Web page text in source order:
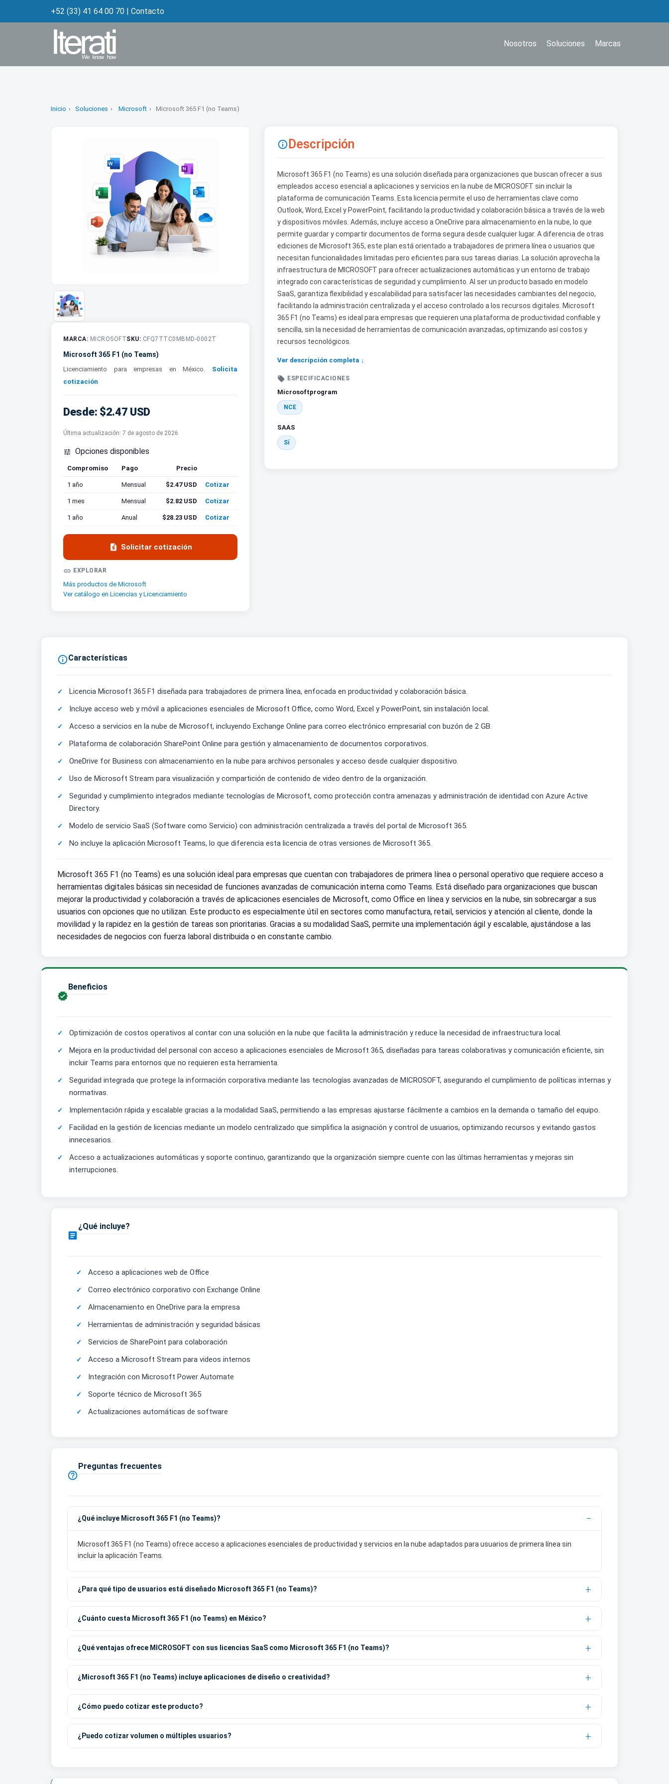
+52 (33) 41 64 00 70 | Contacto
Marcas
Soluciones
Nosotros
Inicio Soluciones Microsoft Microsoft 365 F1 (no Teams)
MARCA: MICROSOFTSKU: CFQ7TTC0MBMD-0002T
Microsoft 365 F1 (no Teams)
Licenciamiento para empresas en México. Solicita
cotización
Desde: $2.47 USD
Última actualización: 7 de agosto de 2026
 Opciones disponibles
Compromiso Pago Precio
1 año
Mensual $2.47 USD Cotizar
1 mes Mensual $2.82 USD Cotizar
1 año Anual $28.23 USD Cotizar
 Solicitar cotización
 EXPLORAR
Más productos de Microsoft
Ver catálogo en Licencias y Licenciamiento
 Descripción
Microsoft 365 F1 (no Teams) es una solución diseñada para organizaciones que buscan ofrecer a sus
empleados acceso esencial a aplicaciones y servicios en la nube de MICROSOFT sin incluir la
plataforma de comunicación Teams. Esta licencia permite el uso de herramientas clave como
Outlook, Word, Excel y PowerPoint, facilitando la productividad y colaboración básica a través de la web
y dispositivos móviles. Además, incluye acceso a OneDrive para almacenamiento en la nube, lo que
permite guardar y compartir documentos de forma segura desde cualquier lugar. A diferencia de otras
ediciones de Microsoft 365, este plan está orientado a trabajadores de primera línea o usuarios que
necesitan funcionalidades limitadas pero eficientes para sus tareas diarias. La solución aprovecha la
infraestructura de MICROSOFT para ofrecer actualizaciones automáticas y un entorno de trabajo
integrado con características de seguridad y cumplimiento. Al ser un producto basado en modelo
SaaS, garantiza flexibilidad y escalabilidad para satisfacer las necesidades cambiantes del negocio,
facilitando la administración centralizada y el acceso controlado a los recursos digitales. Microsoft
365 F1 (no Teams) es ideal para empresas que requieren una plataforma de productividad confiable y
sencilla, sin la necesidad de herramientas de comunicación avanzadas, optimizando así costos y
recursos tecnológicos.
Ver descripción completa ↓
 ESPECIFICACIONES
Microsoftprogram
NCE
SAAS
Sí
Características
Licencia Microsoft 365 F1 diseñada para trabajadores de primera línea, enfocada en productividad y colaboración básica.
Incluye acceso web y móvil a aplicaciones esenciales de Microsoft Office, como Word, Excel y PowerPoint, sin instalación local.
Acceso a servicios en la nube de Microsoft, incluyendo Exchange Online para correo electrónico empresarial con buzón de 2 GB.
Plataforma de colaboración SharePoint Online para gestión y almacenamiento de documentos corporativos.
OneDrive for Business con almacenamiento en la nube para archivos personales y acceso desde cualquier dispositivo.
Uso de Microsoft Stream para visualización y compartición de contenido de video dentro de la organización.
Seguridad y cumplimiento integrados mediante tecnologías de Microsoft, como protección contra amenazas y administración de identidad con Azure Active
Directory.
Modelo de servicio SaaS (Software como Servicio) con administración centralizada a través del portal de Microsoft 365.
No incluye la aplicación Microsoft Teams, lo que diferencia esta licencia de otras versiones de Microsoft 365.
Microsoft 365 F1 (no Teams) es una solución ideal para empresas que cuentan con trabajadores de primera línea o personal operativo que requiere acceso a
herramientas digitales básicas sin necesidad de funciones avanzadas de comunicación interna como Teams. Está diseñado para organizaciones que buscan
mejorar la productividad y colaboración a través de aplicaciones esenciales de Microsoft, como Office en línea y servicios en la nube, sin sobrecargar a sus
usuarios con opciones que no utilizan. Este producto es especialmente útil en sectores como manufactura, retail, servicios y atención al cliente, donde la
movilidad y la rapidez en la gestión de tareas son prioritarias. Gracias a su modalidad SaaS, permite una implementación ágil y escalable, ajustándose a las
necesidades de negocios con fuerza laboral distribuida o en constante cambio.

Beneficios
Optimización de costos operativos al contar con una solución en la nube que facilita la administración y reduce la necesidad de infraestructura local.
Mejora en la productividad del personal con acceso a aplicaciones esenciales de Microsoft 365, diseñadas para tareas colaborativas y comunicación eficiente, sin
incluir Teams para entornos que no requieren esta herramienta.
Seguridad integrada que protege la información corporativa mediante las tecnologías avanzadas de MICROSOFT, asegurando el cumplimiento de políticas internas y
normativas.
Implementación rápida y escalable gracias a la modalidad SaaS, permitiendo a las empresas ajustarse fácilmente a cambios en la demanda o tamaño del equipo.
Facilidad en la gestión de licencias mediante un modelo centralizado que simplifica la asignación y control de usuarios, optimizando recursos y evitando gastos
innecesarios.
Acceso a actualizaciones automáticas y soporte continuo, garantizando que la organización siempre cuente con las últimas herramientas y mejoras sin
interrupciones.

¿Qué incluye?
Acceso a aplicaciones web de Office
Correo electrónico corporativo con Exchange Online
Almacenamiento en OneDrive para la empresa
Herramientas de administración y seguridad básicas
Servicios de SharePoint para colaboración
Acceso a Microsoft Stream para videos internos
Integración con Microsoft Power Automate
Soporte técnico de Microsoft 365
Actualizaciones automáticas de software

Preguntas frecuentes
¿Qué incluye Microsoft 365 F1 (no Teams)?
Microsoft 365 F1 (no Teams) ofrece acceso a aplicaciones esenciales de productividad y servicios en la nube adaptados para usuarios de primera línea sin
incluir la aplicación Teams.
¿Para qué tipo de usuarios está diseñado Microsoft 365 F1 (no Teams)?
¿Cuánto cuesta Microsoft 365 F1 (no Teams) en México?
¿Qué ventajas ofrece MICROSOFT con sus licencias SaaS como Microsoft 365 F1 (no Teams)?
¿Microsoft 365 F1 (no Teams) incluye aplicaciones de diseño o creatividad?
¿Cómo puedo cotizar este producto?
¿Puedo cotizar volumen o múltiples usuarios?